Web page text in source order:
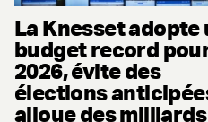
La Knesset adopte
budget record
2026, évite des
élections
alloue des